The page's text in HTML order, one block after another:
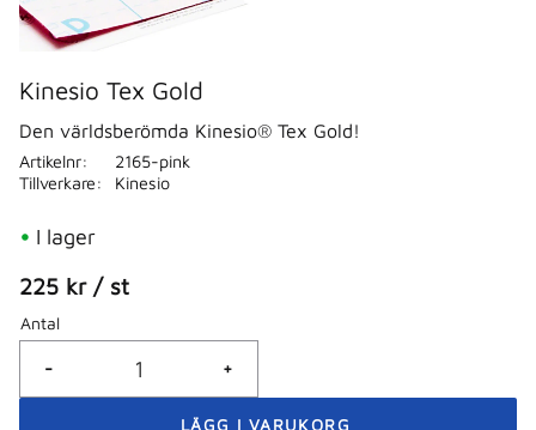
Kinesio Tex Gold
Den världsberömda Kinesio® Tex Gold!
225 kr / st
Antal
+
-
I lager
Artikelnr
2165-pink
Tillverkare
Kinesio